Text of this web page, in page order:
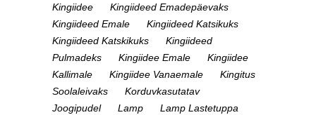
Kingiidee
Kingiideed Emadepäevaks
Kingiideed Emale
Kingiideed Katsikuks
Kingiideed Katskikuks
Kingiideed
Pulmadeks
Kingiidee Emale
Kingiidee
Kallimale
Kingiidee Vanaemale
Kingitus
Soolaleivaks
Korduvkasutatav
Joogipudel
Lamp
Lamp Lastetuppa